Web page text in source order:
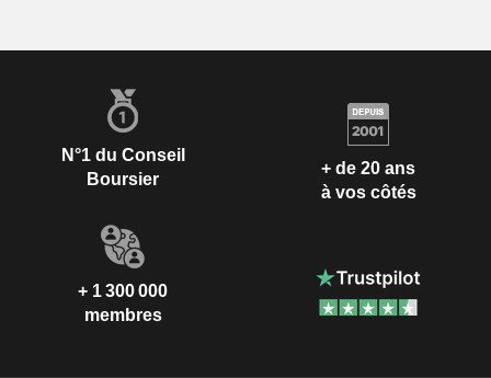
N°1 du Conseil
Boursier
+ de 20 ans
à vos côtés
+ 1 300 000
membres